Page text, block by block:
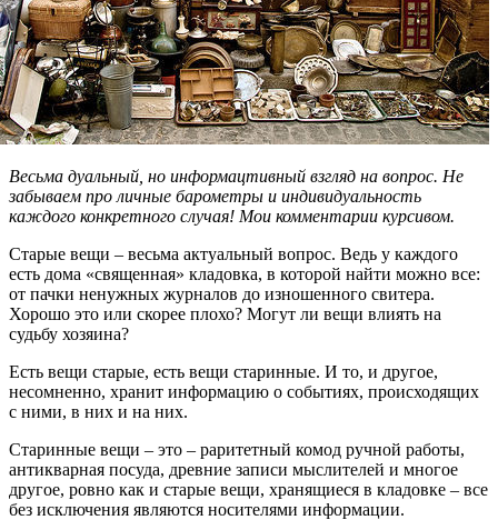
Весьма дуальный, но информацтивный взгляд на вопрос. Не
забываем про личные барометры и индивидуальность
каждого конкретного случая! Мои комментарии курсивом.
Старые вещи – весьма актуальный вопрос. Ведь у каждого
есть дома «священная» кладовка, в которой найти можно все:
от пачки ненужных журналов до изношенного свитера.
Хорошо это или скорее плохо? Могут ли вещи влиять на
судьбу хозяина?
Есть вещи старые, есть вещи старинные. И то, и другое,
несомненно, хранит информацию о событиях, происходящих
с ними, в них и на них.
Старинные вещи – это – раритетный комод ручной работы,
антикварная посуда, древние записи мыслителей и многое
другое, ровно как и старые вещи, хранящиеся в кладовке – все
без исключения являются носителями информации.